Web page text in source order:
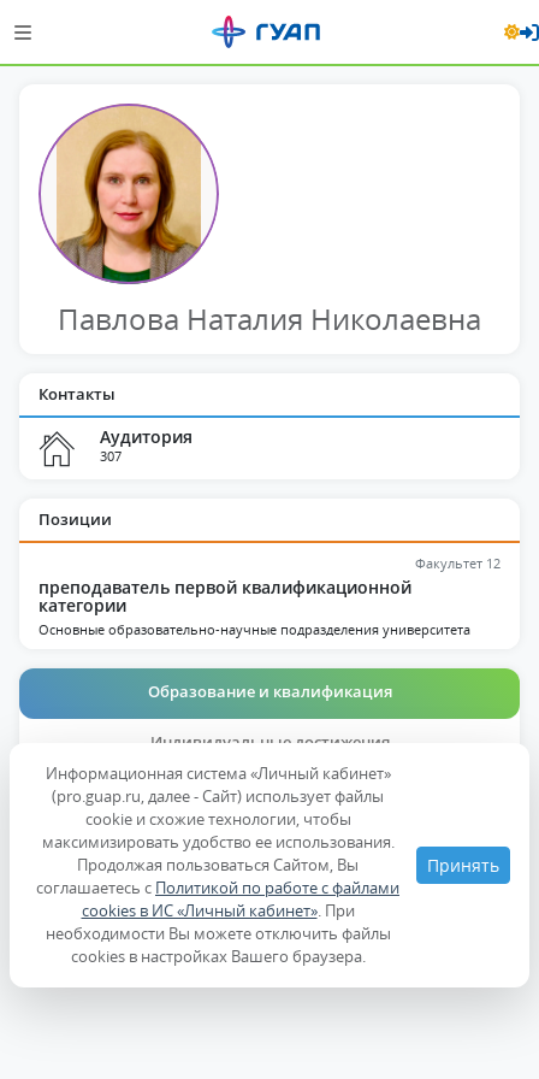
Павлова Наталия Николаевна
Контакты
Аудитория
307
Позиции
Факультет 12
преподаватель первой квалификационной
категории
Основные образовательно-научные подразделения университета
Образование и квалификация
Индивидуальные достижения
Дисциплины
Образование
Повышение квалификации
Информационная система «Личный кабинет»
(pro.guap.ru, далее - Сайт) использует файлы
cookie и схожие технологии, чтобы
максимизировать удобство ее использования.
Продолжая пользоваться Сайтом, Вы
соглашаетесь с Политикой по работе с файлами
cookies в ИС «Личный кабинет». При
необходимости Вы можете отключить файлы
cookies в настройках Вашего браузера.
Принять